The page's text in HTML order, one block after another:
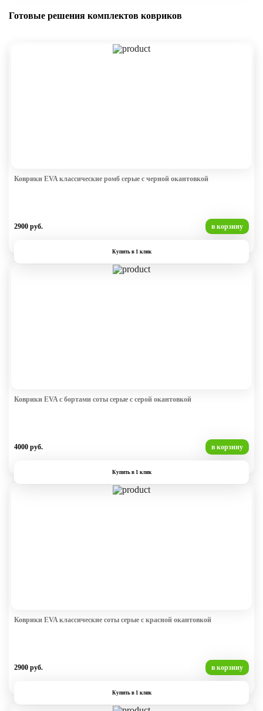
Готовые решения комплектов ковриков
Коврики EVA классические ромб серые с черной окантовкой
2900 руб. в корзину
Купить в 1 клик
Коврики EVA с бортами соты серые с серой окантовкой
4000 руб. в корзину
Купить в 1 клик
Коврики EVA классические соты серые с красной окантовкой
2900 руб. в корзину
Купить в 1 клик